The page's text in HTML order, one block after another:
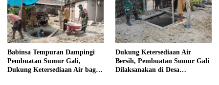
Babinsa Tempuran Dampingi
Pembuatan Sumur Gali,
Dukung Ketersediaan Air bagi
Dukung Ketersediaan Air
Bersih, Pembuatan Sumur Gali
Dilaksanakan di Desa